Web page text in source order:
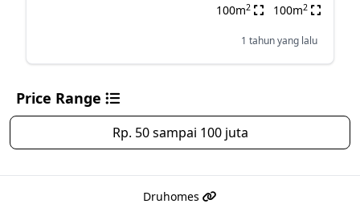
100m2 100m2
1 tahun yang lalu
Price Range
Rp. 50 sampai 100 juta
Druhomes